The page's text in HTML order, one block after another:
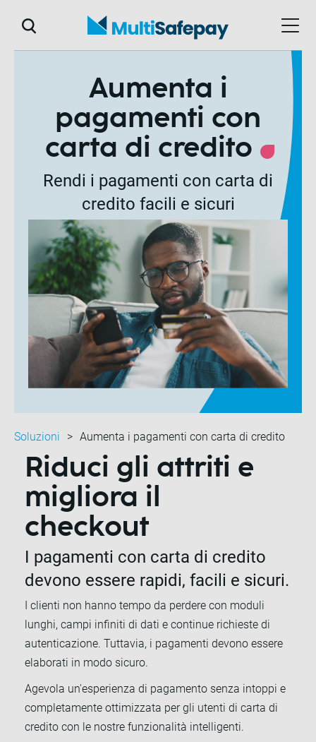
Aumenta i
pagamenti con
carta di credito
Rendi i pagamenti con carta di
credito facili e sicuri
Soluzioni Aumenta i pagamenti con carta di credito
Riduci gli attriti e
migliora il
checkout
I pagamenti con carta di credito
devono essere rapidi, facili e sicuri.
I clienti non hanno tempo da perdere con moduli
lunghi, campi infiniti di dati e continue richieste di
autenticazione. Tuttavia, i pagamenti devono essere
elaborati in modo sicuro.
Agevola un'esperienza di pagamento senza intoppi e
completamente ottimizzata per gli utenti di carta di
credito con le nostre funzionalità intelligenti.